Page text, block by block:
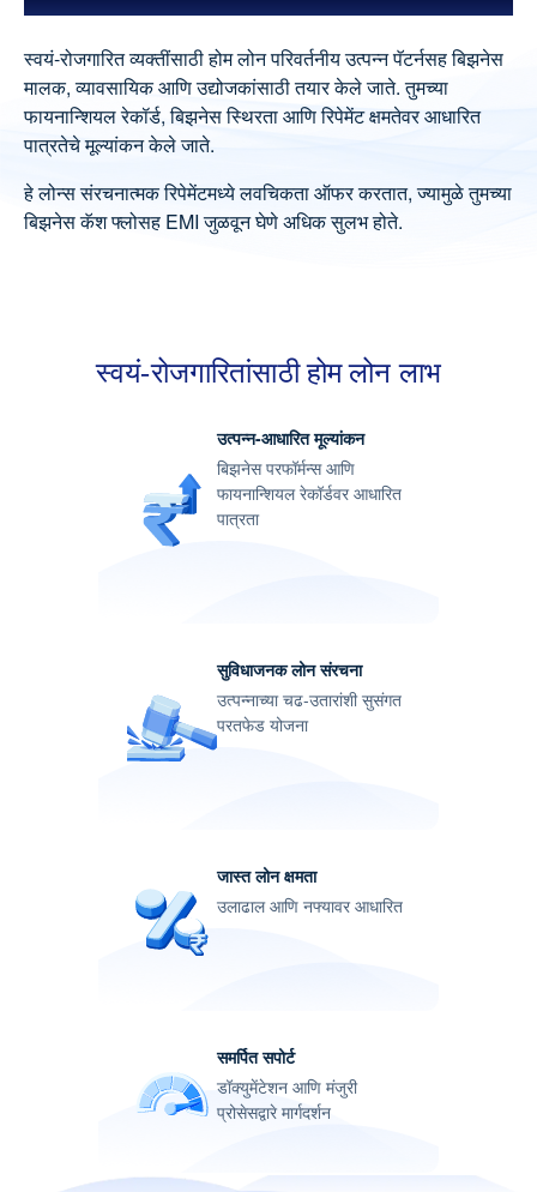
प्रोसेसिंग फी आणि शुल्क
आवश्यक डॉक्युमेंट्स
कॅल्क्युलेटर
विशेष वैशिष्ट्ये आणि ऑफर
तुमच्या शहरात होम लोन
स्वयं-रोजगारित व्यक्तींसाठी होम लोन परिवर्तनीय उत्पन्न पॅटर्नसह बिझनेस
मालक, व्यावसायिक आणि उद्योजकांसाठी तयार केले जाते. तुमच्या
फायनान्शियल रेकॉर्ड, बिझनेस स्थिरता आणि रिपेमेंट क्षमतेवर आधारित
पात्रतेचे मूल्यांकन केले जाते.
हे लोन्स संरचनात्मक रिपेमेंटमध्ये लवचिकता ऑफर करतात, ज्यामुळे तुमच्या
बिझनेस कॅश फ्लोसह EMI जुळवून घेणे अधिक सुलभ होते.
स्वयं-रोजगारितांसाठी होम लोन लाभ
उत्पन्न-आधारित मूल्यांकन
बिझनेस परफॉर्मन्स आणि
फायनान्शियल रेकॉर्डवर आधारित
पात्रता
सुविधाजनक लोन संरचना
उत्पन्नाच्या चढ-उतारांशी सुसंगत
परतफेड योजना
जास्त लोन क्षमता
उलाढाल आणि नफ्यावर आधारित
समर्पित सपोर्ट
डॉक्युमेंटेशन आणि मंजुरी
प्रोसेसद्वारे मार्गदर्शन